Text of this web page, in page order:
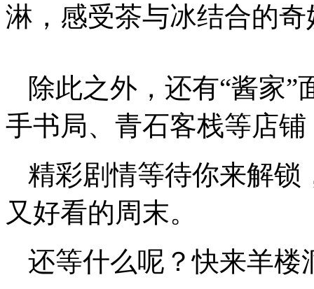
淋，感受茶与冰结合的
除此之外，还有“酱家”
手书局、青石客栈等店铺
精彩剧情等待你来解锁
又好看的周末。
还等什么呢？快来羊楼